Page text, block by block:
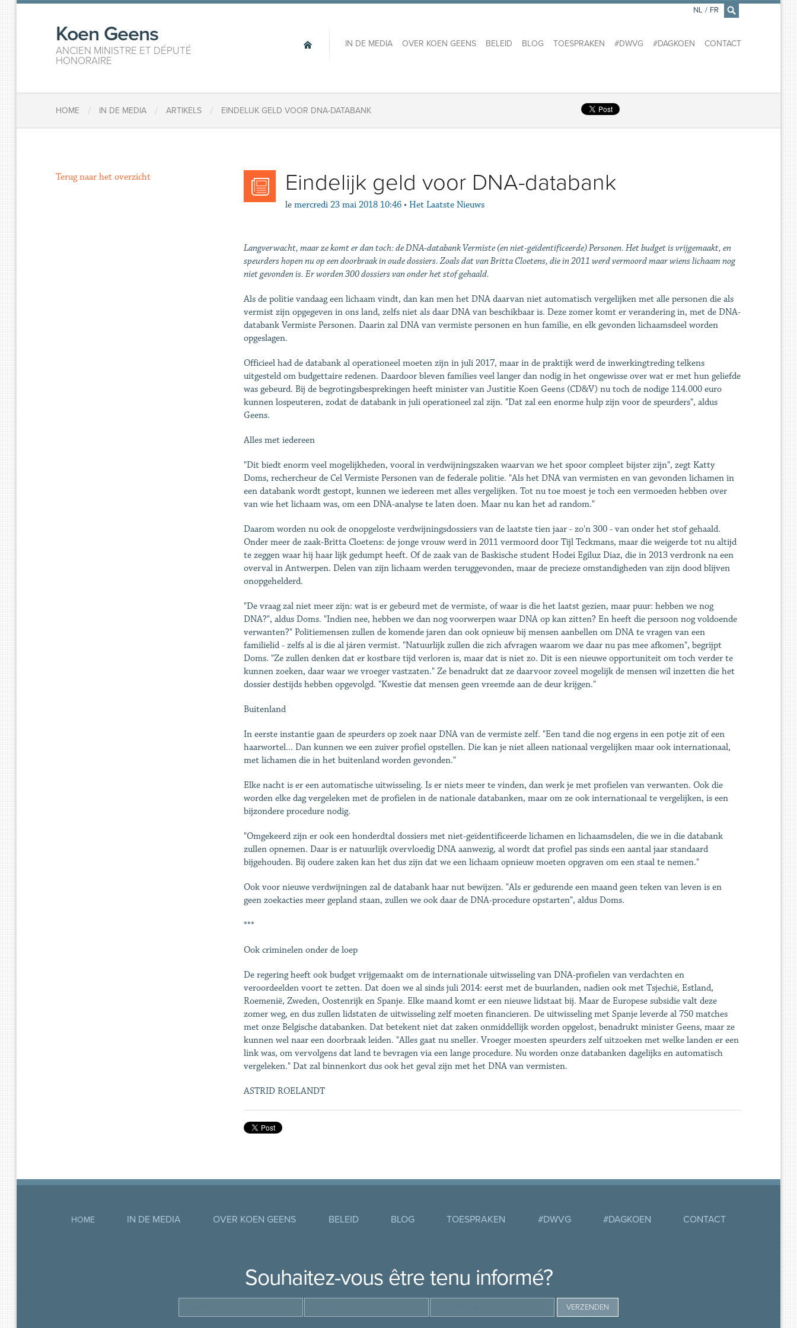
×
Koen Geens
ANCIEN MINISTRE ET DÉPUTÉ
HONORAIRE
IN DE MEDIA OVER KOEN GEENS BELEID BLOG TOESPRAKEN #DWVG #DAGKOEN CONTACT
NL / FR
HOME / IN DE MEDIA / ARTIKELS / EINDELIJK GELD VOOR DNA-DATABANK
Eindelijk geld voor DNA-databank
le mercredi 23 mai 2018 10:46 • Het Laatste Nieuws
Langverwacht, maar ze komt er dan toch: de DNA-databank Vermiste (en niet-geïdentificeerde) Personen. Het budget is vrijgemaakt, en
speurders hopen nu op een doorbraak in oude dossiers. Zoals dat van Britta Cloetens, die in 2011 werd vermoord maar wiens lichaam nog
niet gevonden is. Er worden 300 dossiers van onder het stof gehaald.
Als de politie vandaag een lichaam vindt, dan kan men het DNA daarvan niet automatisch vergelijken met alle personen die als
vermist zijn opgegeven in ons land, zelfs niet als daar DNA van beschikbaar is. Deze zomer komt er verandering in, met de DNA-
databank Vermiste Personen. Daarin zal DNA van vermiste personen en hun familie, en elk gevonden lichaamsdeel worden
opgeslagen.
Officieel had de databank al operationeel moeten zijn in juli 2017, maar in de praktijk werd de inwerkingtreding telkens
uitgesteld om budgettaire redenen. Daardoor bleven families veel langer dan nodig in het ongewisse over wat er met hun geliefde
was gebeurd. Bij de begrotingsbesprekingen heeft minister van Justitie Koen Geens (CD&V) nu toch de nodige 114.000 euro
kunnen lospeuteren, zodat de databank in juli operationeel zal zijn. "Dat zal een enorme hulp zijn voor de speurders", aldus
Geens.
Alles met iedereen
"Dit biedt enorm veel mogelijkheden, vooral in verdwijningszaken waarvan we het spoor compleet bijster zijn", zegt Katty
Doms, rechercheur de Cel Vermiste Personen van de federale politie. "Als het DNA van vermisten en van gevonden lichamen in
een databank wordt gestopt, kunnen we iedereen met alles vergelijken. Tot nu toe moest je toch een vermoeden hebben over
van wie het lichaam was, om een DNA-analyse te laten doen. Maar nu kan het ad random."
Daarom worden nu ook de onopgeloste verdwijningsdossiers van de laatste tien jaar - zo'n 300 - van onder het stof gehaald.
Onder meer de zaak-Britta Cloetens: de jonge vrouw werd in 2011 vermoord door Tijl Teckmans, maar die weigerde tot nu altijd
te zeggen waar hij haar lijk gedumpt heeft. Of de zaak van de Baskische student Hodei Egiluz Diaz, die in 2013 verdronk na een
overval in Antwerpen. Delen van zijn lichaam werden teruggevonden, maar de precieze omstandigheden van zijn dood blijven
onopgehelderd.
"De vraag zal niet meer zijn: wat is er gebeurd met de vermiste, of waar is die het laatst gezien, maar puur: hebben we nog
DNA?", aldus Doms. "Indien nee, hebben we dan nog voorwerpen waar DNA op kan zitten? En heeft die persoon nog voldoende
verwanten?" Politiemensen zullen de komende jaren dan ook opnieuw bij mensen aanbellen om DNA te vragen van een
familielid - zelfs al is die al járen vermist. "Natuurlijk zullen die zich afvragen waarom we daar nu pas mee afkomen", begrijpt
Doms. "Ze zullen denken dat er kostbare tijd verloren is, maar dat is niet zo. Dit is een nieuwe opportuniteit om toch verder te
kunnen zoeken, daar waar we vroeger vastzaten." Ze benadrukt dat ze daarvoor zoveel mogelijk de mensen wil inzetten die het
dossier destijds hebben opgevolgd. "Kwestie dat mensen geen vreemde aan de deur krijgen."
Buitenland
In eerste instantie gaan de speurders op zoek naar DNA van de vermiste zelf. "Een tand die nog ergens in een potje zit of een
haarwortel... Dan kunnen we een zuiver profiel opstellen. Die kan je niet alleen nationaal vergelijken maar ook internationaal,
met lichamen die in het buitenland worden gevonden."
Elke nacht is er een automatische uitwisseling. Is er niets meer te vinden, dan werk je met profielen van verwanten. Ook die
worden elke dag vergeleken met de profielen in de nationale databanken, maar om ze ook internationaal te vergelijken, is een
bijzondere procedure nodig.
"Omgekeerd zijn er ook een honderdtal dossiers met niet-geïdentificeerde lichamen en lichaamsdelen, die we in die databank
zullen opnemen. Daar is er natuurlijk overvloedig DNA aanwezig, al wordt dat profiel pas sinds een aantal jaar standaard
bijgehouden. Bij oudere zaken kan het dus zijn dat we een lichaam opnieuw moeten opgraven om een staal te nemen."
Ook voor nieuwe verdwijningen zal de databank haar nut bewijzen. "Als er gedurende een maand geen teken van leven is en
geen zoekacties meer gepland staan, zullen we ook daar de DNA-procedure opstarten", aldus Doms.
***
Ook criminelen onder de loep
De regering heeft ook budget vrijgemaakt om de internationale uitwisseling van DNA-profielen van verdachten en
veroordeelden voort te zetten. Dat doen we al sinds juli 2014: eerst met de buurlanden, nadien ook met Tsjechië, Estland,
Roemenië, Zweden, Oostenrijk en Spanje. Elke maand komt er een nieuwe lidstaat bij. Maar de Europese subsidie valt deze
zomer weg, en dus zullen lidstaten de uitwisseling zelf moeten financieren. De uitwisseling met Spanje leverde al 750 matches
met onze Belgische databanken. Dat betekent niet dat zaken onmiddellijk worden opgelost, benadrukt minister Geens, maar ze
kunnen wel naar een doorbraak leiden. "Alles gaat nu sneller. Vroeger moesten speurders zelf uitzoeken met welke landen er een
link was, om vervolgens dat land te bevragen via een lange procedure. Nu worden onze databanken dagelijks en automatisch
vergeleken." Dat zal binnenkort dus ook het geval zijn met het DNA van vermisten.
ASTRID ROELANDT
Terug naar het overzicht
HOME IN DE MEDIA OVER KOEN GEENS BELEID BLOG TOESPRAKEN #DWVG #DAGKOEN CONTACT
Souhaitez-vous être tenu informé?